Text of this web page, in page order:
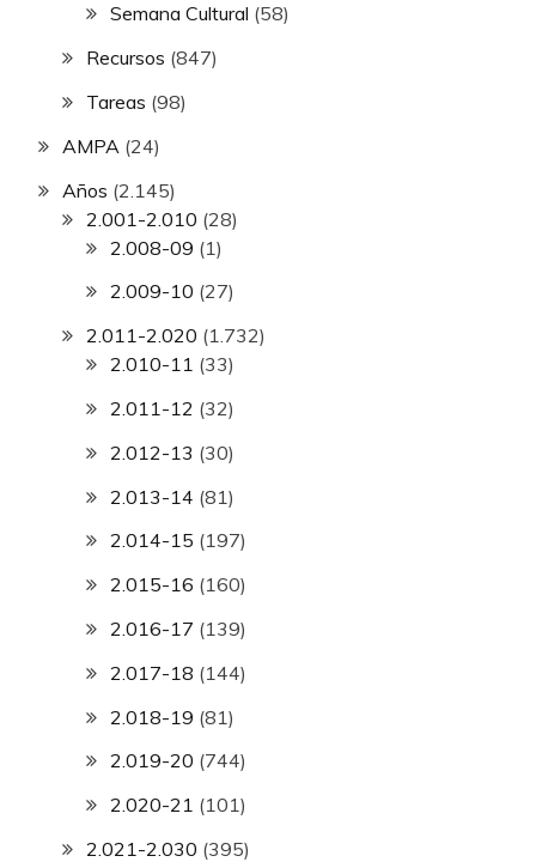
Semana Cultural (58)
Recursos (847)
Tareas (98)
AMPA (24)
Años (2.145)
2.001-2.010 (28)
2.008-09 (1)
2.009-10 (27)
2.011-2.020 (1.732)
2.010-11 (33)
2.011-12 (32)
2.012-13 (30)
2.013-14 (81)
2.014-15 (197)
2.015-16 (160)
2.016-17 (139)
2.017-18 (144)
2.018-19 (81)
2.019-20 (744)
2.020-21 (101)
2.021-2.030 (395)